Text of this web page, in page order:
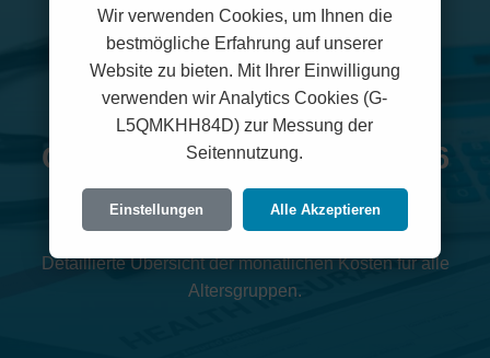
CONCORDIA Prämien 2026
(Freiburg)
Detaillierte Übersicht der monatlichen Kosten für alle
Altersgruppen.
Wir verwenden Cookies, um Ihnen die
bestmögliche Erfahrung auf unserer
Website zu bieten. Mit Ihrer Einwilligung
verwenden wir Analytics Cookies (G-
L5QMKHH84D) zur Messung der
Seitennutzung.
Einstellungen Alle Akzeptieren